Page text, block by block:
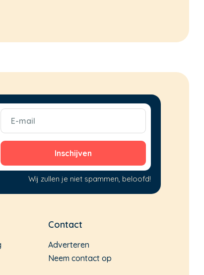
E-
mail
Wij zullen je niet spammen, beloofd!
Contact
Adverteren
Neem contact op